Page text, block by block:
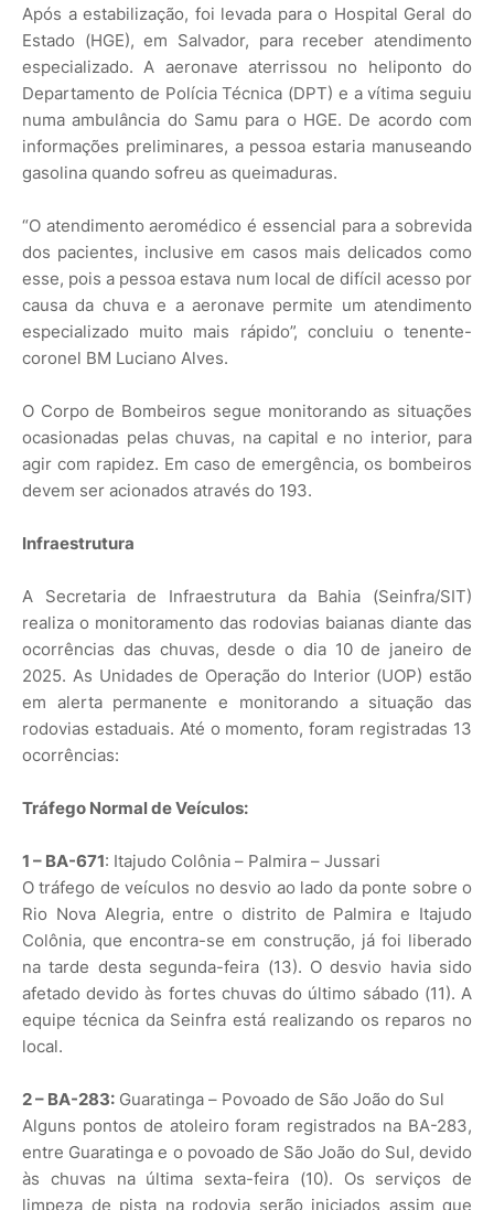
Após a estabilização, foi levada para o Hospital Geral do
Estado (HGE), em Salvador, para receber atendimento
especializado. A aeronave aterrissou no heliponto do
Departamento de Polícia Técnica (DPT) e a vítima seguiu
numa ambulância do Samu para o HGE. De acordo com
informações preliminares, a pessoa estaria manuseando
gasolina quando sofreu as queimaduras.
“O atendimento aeromédico é essencial para a sobrevida
dos pacientes, inclusive em casos mais delicados como
esse, pois a pessoa estava num local de difícil acesso por
causa da chuva e a aeronave permite um atendimento
especializado muito mais rápido”, concluiu o tenente-
coronel BM Luciano Alves.
O Corpo de Bombeiros segue monitorando as situações
ocasionadas pelas chuvas, na capital e no interior, para
agir com rapidez. Em caso de emergência, os bombeiros
devem ser acionados através do 193.
Infraestrutura
A Secretaria de Infraestrutura da Bahia (Seinfra/SIT)
realiza o monitoramento das rodovias baianas diante das
ocorrências das chuvas, desde o dia 10 de janeiro de
2025. As Unidades de Operação do Interior (UOP) estão
em alerta permanente e monitorando a situação das
rodovias estaduais. Até o momento, foram registradas 13
ocorrências:
Tráfego Normal de Veículos:
1 – BA-671: Itajudo Colônia – Palmira – Jussari
O tráfego de veículos no desvio ao lado da ponte sobre o
Rio Nova Alegria, entre o distrito de Palmira e Itajudo
Colônia, que encontra-se em construção, já foi liberado
na tarde desta segunda-feira (13). O desvio havia sido
afetado devido às fortes chuvas do último sábado (11). A
equipe técnica da Seinfra está realizando os reparos no
local.
2 – BA-283: Guaratinga – Povoado de São João do Sul
Alguns pontos de atoleiro foram registrados na BA-283,
entre Guaratinga e o povoado de São João do Sul, devido
às chuvas na última sexta-feira (10). Os serviços de
limpeza de pista na rodovia serão iniciados assim que